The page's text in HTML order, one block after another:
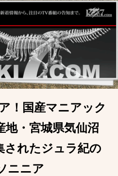
！国産マニアック
地・宮城県気仙沼
されたジュラ紀の
ニニア